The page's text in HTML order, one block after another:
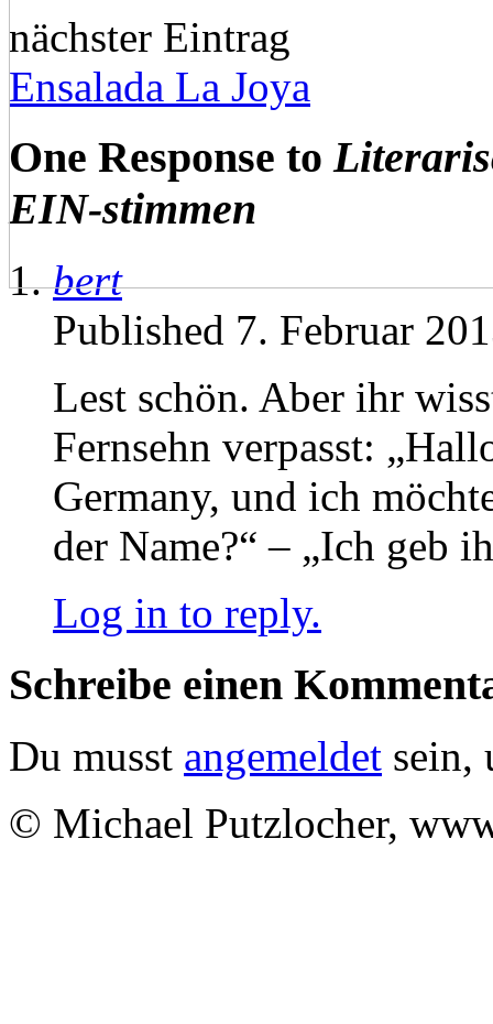
nächster Eintrag
Ensalada La Joya
One Response to
EIN-stimmen
bert
Published 7. Februar
Lest schön. Aber ihr
Fernsehn verpasst:
Germany, und ich
der Name?“ – „Ich geb
Log in to reply.
Schreibe einen
Du musst angemeldet sein,
© Michael Putzlocher,